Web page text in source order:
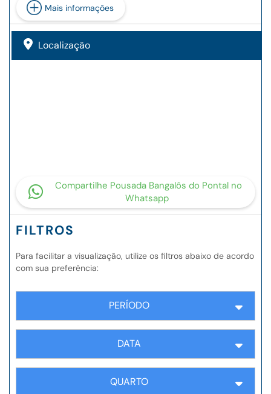
Mais informações
Localização
Compartilhe Pousada Bangalôs do Pontal no
Whatsapp
FILTROS
Para facilitar a visualização, utilize os filtros abaixo de acordo
com sua preferência:
PERÍODO
DATA
QUARTO